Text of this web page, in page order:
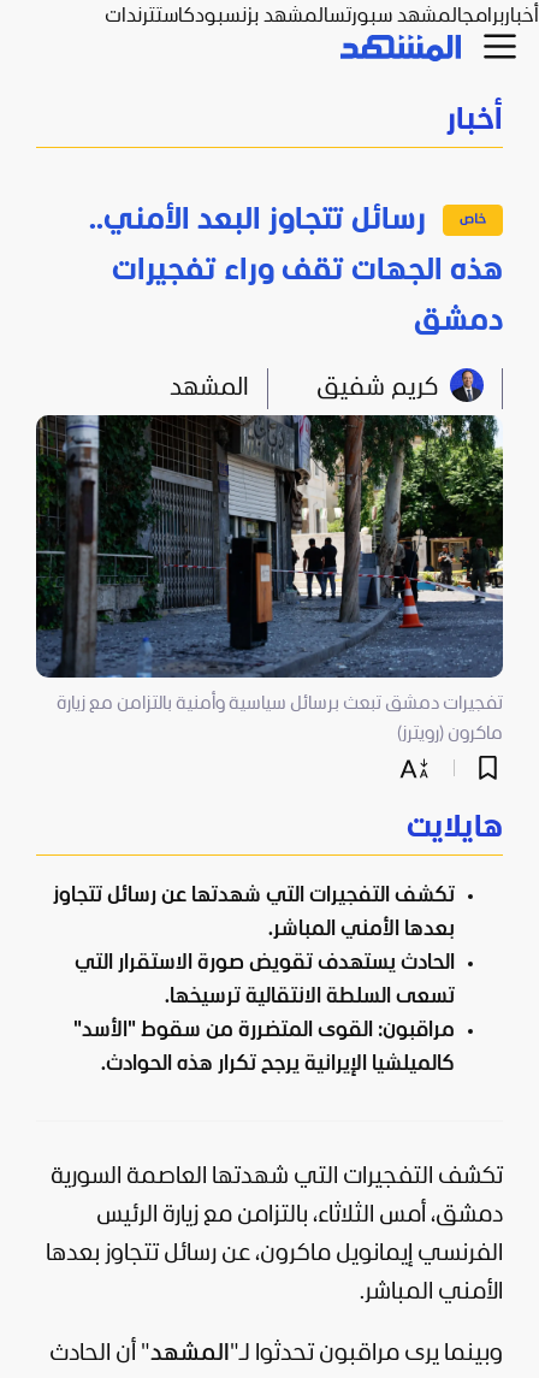
أخباربرامجالمشهد سبورتسالمشهد بزنسبودكاستترندات
أخبار
رسائل تتجاوز البعد الأمني..
هذه الجهات تقف وراء تفجيرات
دمشق
كريم شفيق المشهد
تفجيرات دمشق تبعث برسائل سياسية وأمنية بالتزامن مع زيارة
ماكرون (رويترز)
هايلايت
تكشف التفجيرات التي شهدتها عن رسائل تتجاوز
بعدها الأمني المباشر.
الحادث يستهدف تقويض صورة الاستقرار التي
تسعى السلطة الانتقالية ترسيخها.
مراقبون: القوى المتضررة من سقوط "الأسد"
كالميلشيا الإيرانية يرجح تكرار هذه الحوادث.
تكشف التفجيرات التي شهدتها العاصمة السورية
دمشق، أمس الثلاثاء، بالتزامن مع زيارة الرئيس
الفرنسي إيمانويل ماكرون، عن رسائل تتجاوز بعدها
الأمني المباشر.
وبينما يرى مراقبون تحدثوا لـ" المشهد" أن الحادث